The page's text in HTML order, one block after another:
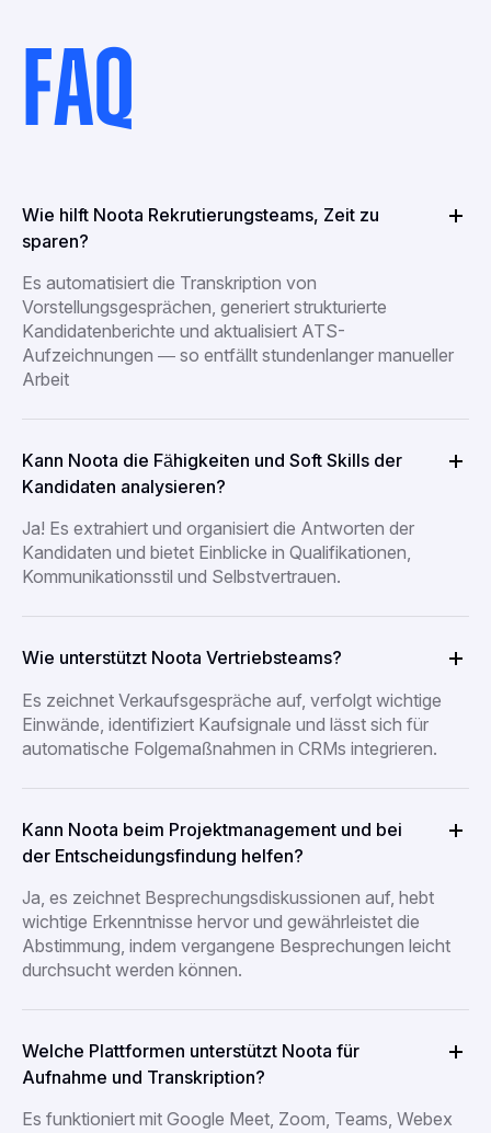
FAQ
Wie hilft Noota Rekrutierungsteams, Zeit zu
sparen?
Es automatisiert die Transkription von
Vorstellungsgesprächen, generiert strukturierte
Kandidatenberichte und aktualisiert ATS-
Aufzeichnungen — so entfällt stundenlanger manueller
Arbeit
Kann Noota die Fähigkeiten und Soft Skills der
Kandidaten analysieren?
Ja! Es extrahiert und organisiert die Antworten der
Kandidaten und bietet Einblicke in Qualifikationen,
Kommunikationsstil und Selbstvertrauen.
Wie unterstützt Noota Vertriebsteams?
Es zeichnet Verkaufsgespräche auf, verfolgt wichtige
Einwände, identifiziert Kaufsignale und lässt sich für
automatische Folgemaßnahmen in CRMs integrieren.
Kann Noota beim Projektmanagement und bei
der Entscheidungsfindung helfen?
Ja, es zeichnet Besprechungsdiskussionen auf, hebt
wichtige Erkenntnisse hervor und gewährleistet die
Abstimmung, indem vergangene Besprechungen leicht
durchsucht werden können.
Welche Plattformen unterstützt Noota für
Aufnahme und Transkription?
Es funktioniert mit Google Meet, Zoom, Teams, Webex